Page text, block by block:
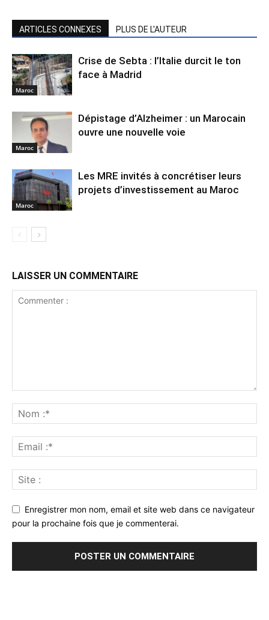
ARTICLES CONNEXES PLUS DE L'AUTEUR
Maroc
Crise de Sebta : l’Italie durcit le ton
face à Madrid
Maroc
Dépistage d’Alzheimer : un Marocain
ouvre une nouvelle voie
Maroc
Les MRE invités à concrétiser leurs
projets d’investissement au Maroc
LAISSER UN COMMENTAIRE
Enregistrer mon nom, email et site web dans ce navigateur
pour la prochaine fois que je commenterai.